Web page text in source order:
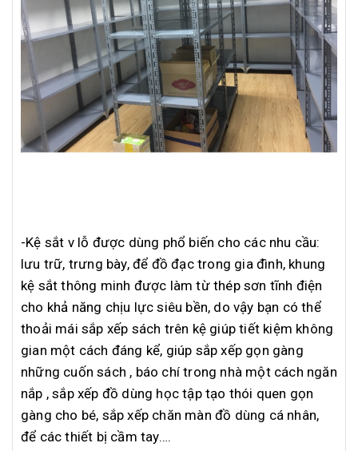
-Kệ sắt v lỗ được dùng phổ biến cho các nhu cầu:
lưu trữ, trưng bày, để đồ đạc trong gia đình, khung
kệ sắt thông minh được làm từ thép sơn tĩnh điện
cho khả năng chịu lực siêu bền, do vậy bạn có thể
thoải mái sắp xếp sách trên kệ giúp tiết kiệm không
gian một cách đáng kể, giúp sắp xếp gọn gàng
những cuốn sách , báo chí trong nhà một cách ngăn
nắp , sắp xếp đồ dùng học tập tạo thói quen gọn
gàng cho bé, sắp xếp chăn màn đồ dùng cá nhân,
để các thiết bị cầm tay….